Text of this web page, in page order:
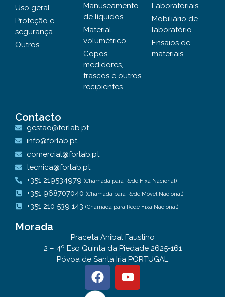
Uso geral
Proteção e
segurança
Outros
Manuseamento
de líquidos
Material
volumétrico
Copos
medidores,
frascos e outros
recipientes
Laboratoriais
Mobiliário de
laboratório
Ensaios de
materiais
Contacto
gestao@forlab.pt
info@forlab.pt
comercial@forlab.pt
tecnica@forlab.pt
+351 219534979 (Chamada para Rede Fixa Nacional)
+351 968707040 (Chamada para Rede Móvel Nacional)
+351 210 539 143 (Chamada para Rede Fixa Nacional)
Morada
Praceta Anibal Faustino
2 – 4º Esq Quinta da Piedade 2625-161
Póvoa de Santa Iria PORTUGAL